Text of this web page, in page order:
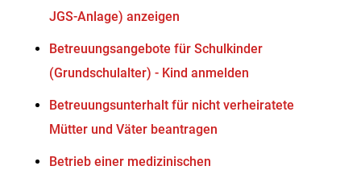
JGS-Anlage) anzeigen
Betreuungsangebote für Schulkinder
(Grundschulalter) - Kind anmelden
Betreuungsunterhalt für nicht verheiratete
Mütter und Väter beantragen
Betrieb einer medizinischen